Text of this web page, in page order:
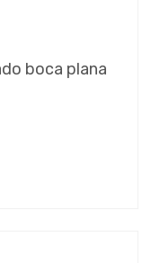
boca plana